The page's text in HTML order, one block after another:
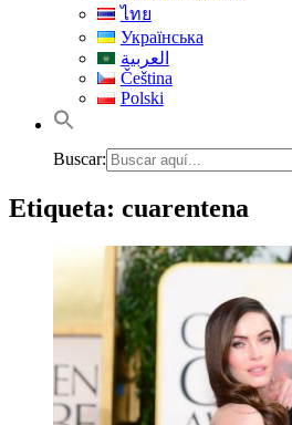
ไทย
Українська
العربية
Čeština
Polski
Buscar:
Etiqueta: cuarentena